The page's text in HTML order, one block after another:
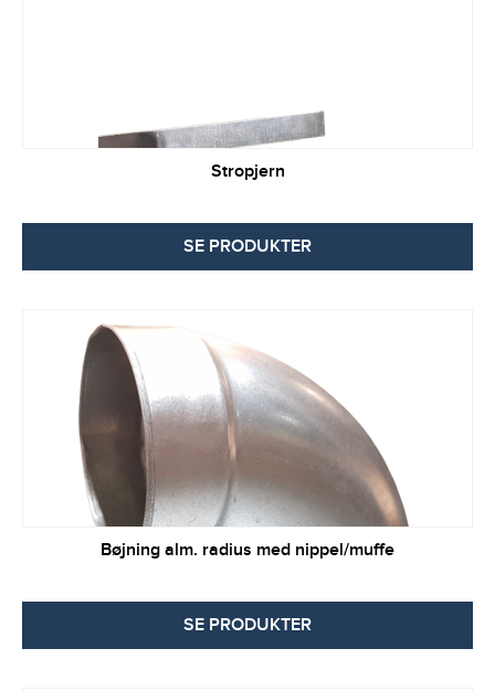
Stropjern
SE PRODUKTER
Bøjning alm. radius med nippel/muffe
SE PRODUKTER